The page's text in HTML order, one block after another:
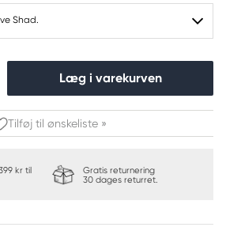
Shad.
Læg i varekurven
Tilføj til ønskeliste »
kr til
Gratis returnering
30 dages returret.